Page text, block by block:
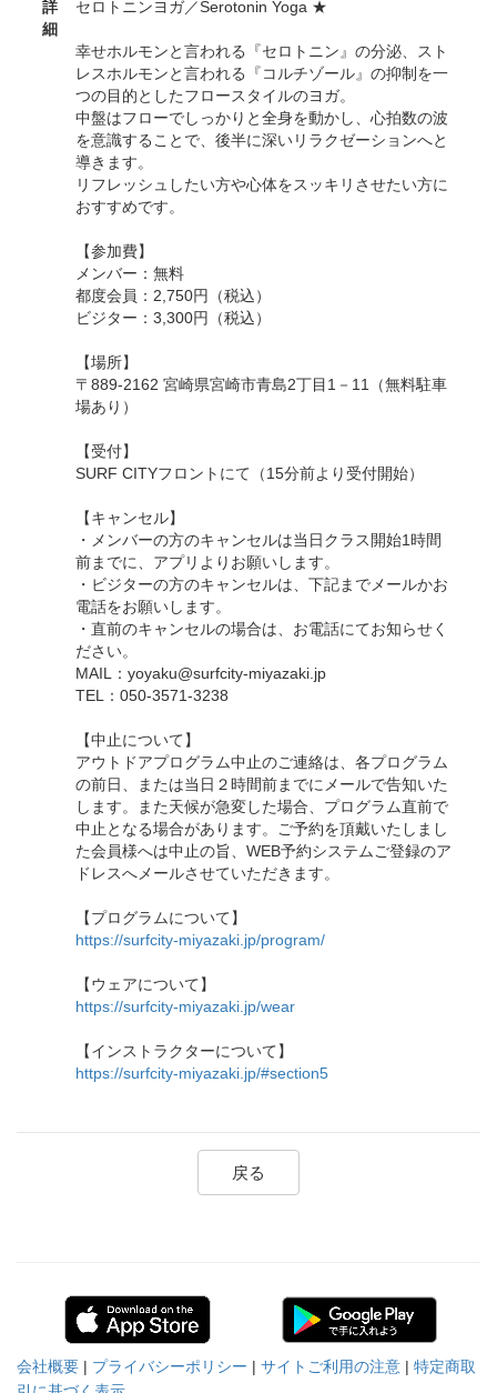
詳
細
セロトニンヨガ／Serotonin Yoga ★
幸せホルモンと言われる『セロトニン』の分泌、スト
レスホルモンと言われる『コルチゾール』の抑制を一
つの目的としたフロースタイルのヨガ。
中盤はフローでしっかりと全身を動かし、心拍数の波
を意識することで、後半に深いリラクゼーションへと
導きます。
リフレッシュしたい方や心体をスッキリさせたい方に
おすすめです。
【参加費】
メンバー：無料
都度会員：2,750円（税込）
ビジター：3,300円（税込）
【場所】
〒889-2162 宮崎県宮崎市青島2丁目1－11（無料駐車
場あり）
【受付】
SURF CITYフロントにて（15分前より受付開始）
【キャンセル】
・メンバーの方のキャンセルは当日クラス開始1時間
前までに、アプリよりお願いします。
・ビジターの方のキャンセルは、下記までメールかお
電話をお願いします。
・直前のキャンセルの場合は、お電話にてお知らせく
ださい。
MAIL：yoyaku@surfcity-miyazaki.jp
TEL：050-3571-3238
【中止について】
アウトドアプログラム中止のご連絡は、各プログラム
の前日、または当日２時間前までにメールで告知いた
します。また天候が急変した場合、プログラム直前で
中止となる場合があります。ご予約を頂戴いたしまし
た会員様へは中止の旨、WEB予約システムご登録のア
ドレスへメールさせていただきます。
【プログラムについて】
https://surfcity-miyazaki.jp/program/
【ウェアについて】
https://surfcity-miyazaki.jp/wear
【インストラクターについて】
https://surfcity-miyazaki.jp/#section5
戻る
会社概要 | プライバシーポリシー | サイトご利用の注意 | 特定商取